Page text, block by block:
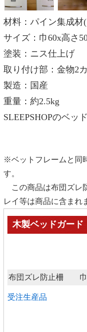
材料：パイン集成材
サイズ：巾60x高さ
塗装：ニス仕上げ
取り付け部：金物2
製造：国産
重量：約2.5kg
SLEEPSHOPのベッ
※ベットフレームと同
す。
この商品は布団ズレ
レイ等は商品に含まれ
木製ベッドガード
布団ズレ防止柵 巾
受注生産品